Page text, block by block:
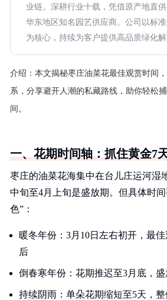
业链。深耕行业十载，凭借原产地直
华东地区知名园艺供应商。公司以标
为核心，持续为客户提供高品质绿化解
介绍： 本文揭秘枣庄油菜花最佳观赏时间
系，分享避开人潮的私藏路线，助你轻松
间。
一、花期时间轴：抓住黄金7
枣庄的油菜花海集中在台儿庄运河湿
中旬至4月上旬是盛放期。但具体时
色”：
暖冬年份：3月10日左右初开，最
后
倒春寒年份：花期推迟至3月底，
持续阴雨：单朵花期缩短至5天，